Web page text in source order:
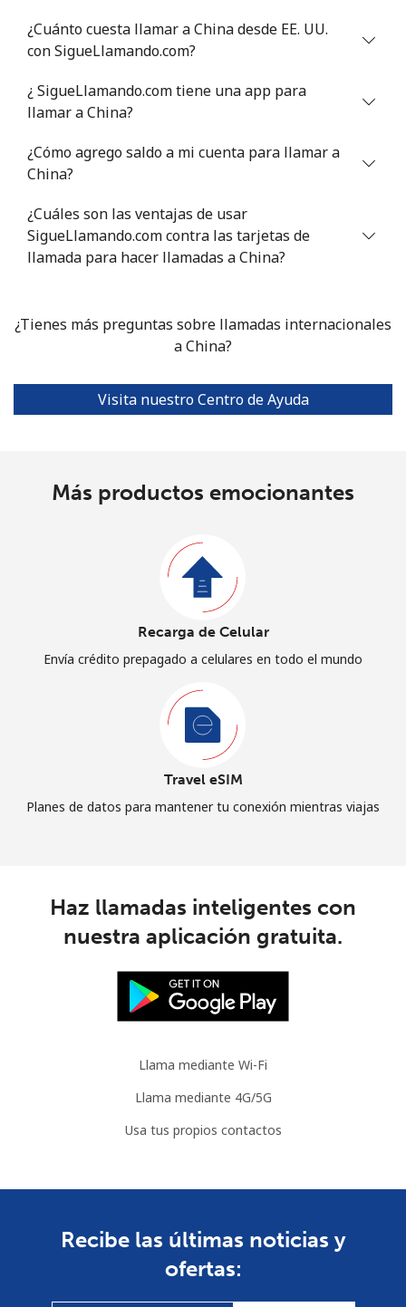
¿Cuánto cuesta llamar a China desde EE. UU.
con SigueLlamando.com?
¿ SigueLlamando.com tiene una app para
llamar a China?
¿Cómo agrego saldo a mi cuenta para llamar a
China?
¿Cuáles son las ventajas de usar
SigueLlamando.com contra las tarjetas de
llamada para hacer llamadas a China?
¿Tienes más preguntas sobre llamadas internacionales
a China?
Visita nuestro Centro de Ayuda
Más productos emocionantes
Recarga de Celular
Envía crédito prepagado a celulares en todo el mundo
Travel eSIM
Planes de datos para mantener tu conexión mientras viajas
Haz llamadas inteligentes con
nuestra aplicación gratuita.
Llama mediante Wi-Fi
Llama mediante 4G/5G
Usa tus propios contactos
Recibe las últimas noticias y
ofertas: